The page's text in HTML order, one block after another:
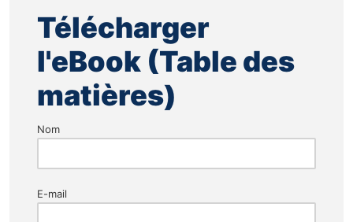
Télécharger
l'eBook (Table des
matières)
Nom
E-mail